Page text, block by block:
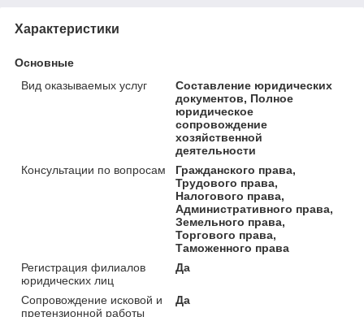
Характеристики
Основные
Вид оказываемых услуг
Составление юридических
документов, Полное
юридическое
сопровождение
хозяйственной
деятельности
Консультации по вопросам
Гражданского права,
Трудового права,
Налогового права,
Административного права,
Земельного права,
Торгового права,
Таможенного права
Регистрация филиалов
юридических лиц
Да
Сопровождение исковой и
претензионной работы
Да